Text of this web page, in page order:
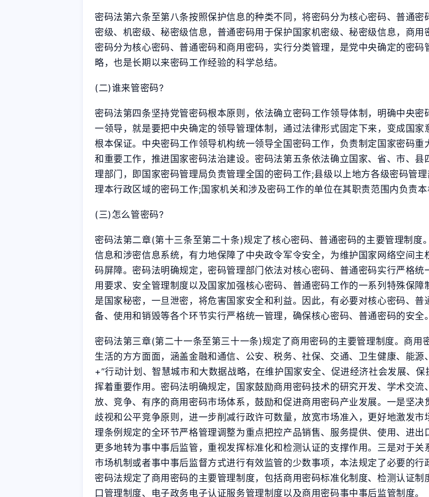
最近评论
stonewu stonewu
标签
寻找感兴趣的
1篇 6篇
五月 2025
6篇
四月 2025
8篇
一月 2025
2
十二月
2
八月 2024
14篇
七月 2024
6篇
四月 2024
4篇
一月 2024
1篇
十月 2023
2
四月 2023
1
九月 2022
密码法第六条至第八条按照保护信息的种类不同，将密码分为核心密码、普通
密级、机密级、秘密级信息，普通密码用于保护国家机密级、秘密级信息，商
密码分为核心密码、普通密码和商用密码，实行分类管理，是党中央确定的密
略，也是长期以来密码工作经验的科学总结。
(二)谁来管密码?
密码法第四条坚持党管密码根本原则，依法确立密码工作领导体制，明确中央
一领导，就是要把中央确定的领导管理体制，通过法律形式固定下来，变成国
根本保证。中央密码工作领导机构统一领导全国密码工作，负责制定国家密码
和重要工作，推进国家密码法治建设。密码法第五条依法确立国家、省、市、
理部门，即国家密码管理局负责管理全国的密码工作;县级以上地方各级密码管
理本行政区域的密码工作;国家机关和涉及密码工作的单位在其职责范围内负责
(三)怎么管密码?
密码法第二章(第十三条至第二十条)规定了核心密码、普通密码的主要管理制度
信息和涉密信息系统，有力地保障了中央政令军令安全，为维护国家网络空间
码屏障。密码法明确规定，密码管理部门依法对核心密码、普通密码实行严格
用要求、安全管理制度以及国家加强核心密码、普通密码工作的一系列特殊保
是国家秘密，一旦泄密，将危害国家安全和利益。因此，有必要对核心密码、
备、使用和销毁等各个环节实行严格统一管理，确保核心密码、普通密码的安全。
密码法第三章(第二十一条至第三十一条)规定了商用密码的主要管理制度。商用
生活的方方面面，涵盖金融和通信、公安、税务、社保、交通、卫生健康、能源
+”行动计划、智慧城市和大数据战略，在维护国家安全、促进经济社会发展、
挥着重要作用。密码法明确规定，国家鼓励商用密码技术的研究开发、学术交
放、竞争、有序的商用密码市场体系，鼓励和促进商用密码产业发展。一是坚决
歧视和公平竞争原则，进一步削减行政许可数量，放宽市场准入，更好地激发
理条例规定的全环节严格管理调整为重点把控产品销售、服务提供、使用、进
更多地转为事中事后监管，重视发挥标准化和检测认证的支撑作用。三是对于
市场机制或者事中事后监督方式进行有效监管的少数事项，本法规定了必要的行
密码法规定了商用密码的主要管理制度，包括商用密码标准化制度、检测认证
口管理制度、电子政务电子认证服务管理制度以及商用密码事中事后监管制度。